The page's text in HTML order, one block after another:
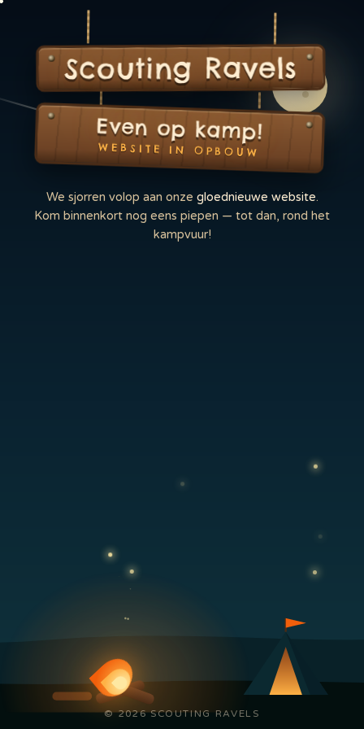
Scouting Ravels
Even op kamp!
WEBSITE IN OPBOUW
We sjorren volop aan onze gloednieuwe website.
Kom binnenkort nog eens piepen — tot dan, rond het
kampvuur!
© 2026 SCOUTING RAVELS